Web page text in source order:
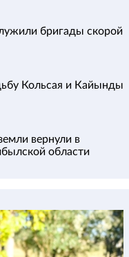
бригады скорой
Кольсая и Кайынды
вернули в
области